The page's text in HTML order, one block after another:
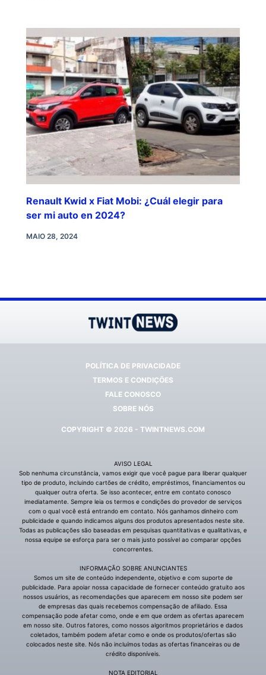
Renault Kwid x Fiat Mobi: ¿Cuál elegir para
ser mi auto en 2024?
MAIO 28, 2024
POLÍTICA DE PRIVACIDADE
TERMOS E CONDIÇÕES
FALE CONOSCO
SOBRE NÓS
COPYRIGHT © 2026 - TWINTNEWS.COM